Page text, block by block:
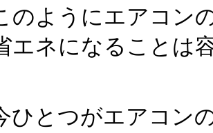
ようにエアコン
エネになることは
とつがエアコン